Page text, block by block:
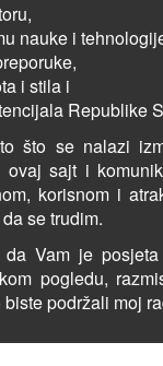
nauke i
i stila i
Republike
što se nalazi
sajt i
korisnom i
se trudim.
da Vam je
pogledu,
podržali moj